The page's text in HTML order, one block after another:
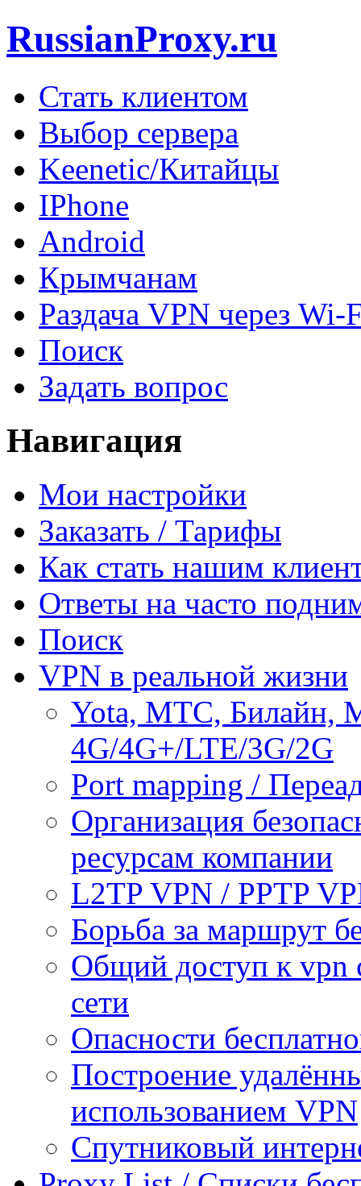
RussianProxy.ru
Стать клиентом
Выбор сервера
Keenetic/Китайцы
IPhone
Android
Крымчанам
Раздача VPN через Wi-
Поиск
Задать вопрос
Навигация
Мои настройки
Заказать / Тарифы
Как стать нашим
Ответы на часто
Поиск
VPN в реальной жизни
Yota, МТС, Билайн,
4G/4G+/LTE/3G/2G
Port mapping /
Организация
ресурсам компании
L2TP VPN / PPTP
Борьба за маршрут
Общий доступ к vpn
сети
Опасности
Построение
использованием VPN
Спутниковый